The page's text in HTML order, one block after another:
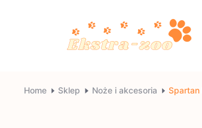
zoo
Home Sklep Noże i akcesoria Spartan